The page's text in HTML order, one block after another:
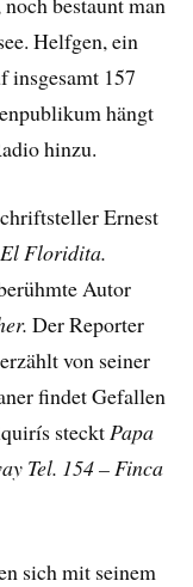
Helfgen, ein
insgesamt 157
hängt
hinzu.
Ernest
El Floridita.
Autor
Der Reporter
von seiner
findet Gefallen
steckt Papa
Tel. 154 – Finca
sich mit seinem